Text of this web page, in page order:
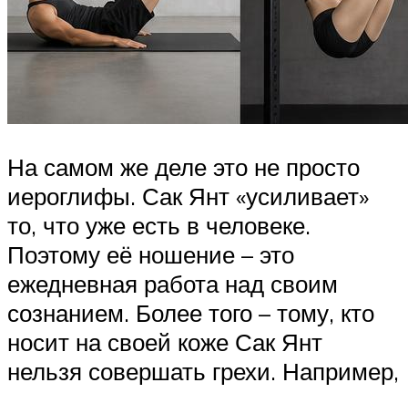
На самом же деле это не просто
иероглифы. Сак Янт «усиливает»
то, что уже есть в человеке.
Поэтому её ношение – это
ежедневная работа над своим
сознанием. Более того – тому, кто
носит на своей коже Сак Янт
нельзя совершать грехи. Например,